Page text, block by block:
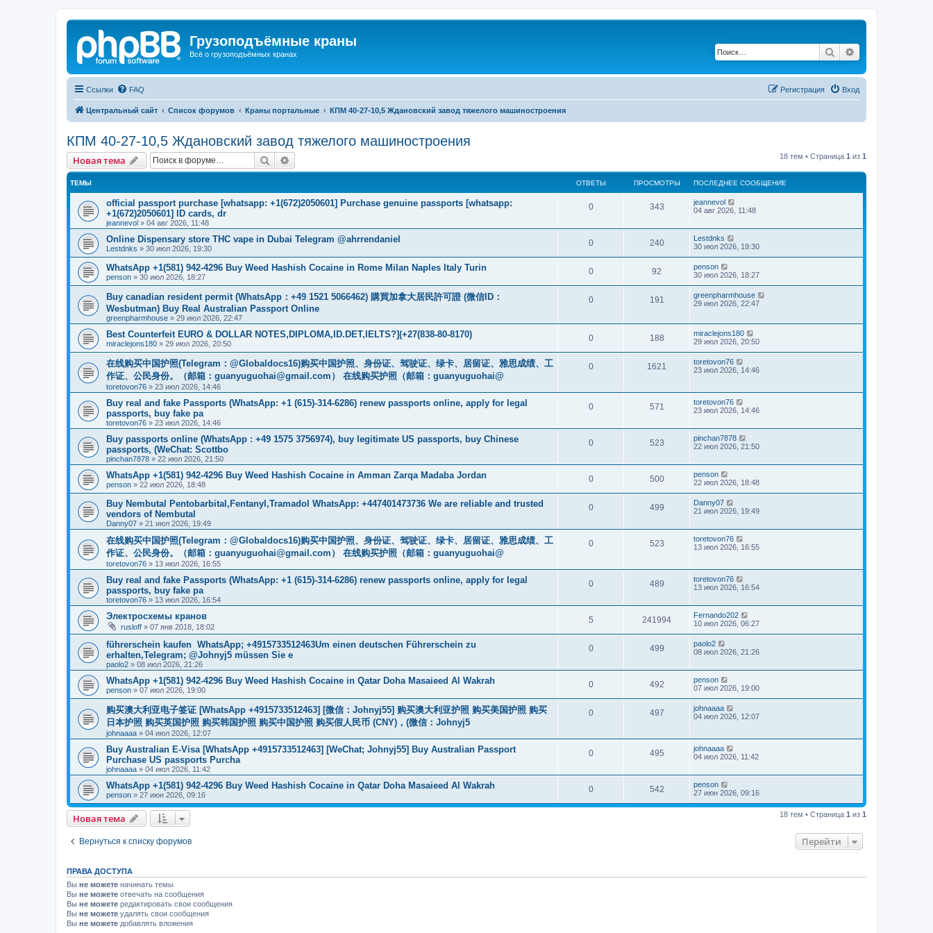
Грузоподъёмные краны
Всё о грузоподъёмных кранах Поиск
Ссылки FAQ Вход
Регистрация
Центральный сайт Список форумов Краны портальные КПМ 40-27-10,5 Ждановский завод тяжелого машиностроения
КПМ 40-27-10,5 Ждановский завод тяжелого машиностроения
Новая тема Поиск 18 тем • Страница 1 из 1
ТЕМЫ ОТВЕТЫ ПРОСМОТРЫ ПОСЛЕДНЕЕ СООБЩЕНИЕ
official passport purchase [whatsapp: +1(672)2050601] Purchase genuine passports [whatsapp:
+1(672)2050601] ID cards, dr
jeannevol » 04 авг 2026, 11:48
0 343
jeannevol
04 авг 2026, 11:48
Online Dispensary store THC vape in Dubai Telegram @ahrrendaniel
Lestdnks » 30 июл 2026, 19:30
0 240
Lestdnks
30 июл 2026, 19:30
WhatsApp +1(581) 942-4296 Buy Weed Hashish Cocaine in Rome Milan Naples Italy Turin
penson » 30 июл 2026, 18:27
0 92
penson
30 июл 2026, 18:27
Buy canadian resident permit (WhatsApp：+49 1521 5066462) 購買加拿大居民許可證 (微信ID：
Wesbutman) Buy Real Australian Passport Online
greenpharmhouse » 29 июл 2026, 22:47
0 191
greenpharmhouse
29 июл 2026, 22:47
Best Counterfeit EURO & DOLLAR NOTES,DIPLOMA,ID.DET,IELTS?](+27(838-80-8170)
miraclejons180 » 29 июл 2026, 20:50
0 188
miraclejons180
29 июл 2026, 20:50
在线购买中国护照(Telegram：@Globaldocs16)购买中国护照、身份证、驾驶证、绿卡、居留证、雅思成绩、工
作证、公民身份。（邮箱： guanyuguohai@gmail.com ） 在线购买护照（邮箱：guanyuguohai@
toretovon76 » 23 июл 2026, 14:46
0 1621
toretovon76
23 июл 2026, 14:46
Buy real and fake Passports (WhatsApp: +1 (615)-314-6286) renew passports online, apply for legal
passports, buy fake pa
toretovon76 » 23 июл 2026, 14:46
0 571
toretovon76
23 июл 2026, 14:46
Buy passports online (WhatsApp : +49 1575 3756974), buy legitimate US passports, buy Chinese
passports, (WeChat: Scottbo
pinchan7878 » 22 июл 2026, 21:50
0 523
pinchan7878
22 июл 2026, 21:50
WhatsApp +1(581) 942-4296 Buy Weed Hashish Cocaine in Amman Zarqa Madaba Jordan
penson » 22 июл 2026, 18:48
0 500
penson
22 июл 2026, 18:48
Buy Nembutal Pentobarbital,Fentanyl,Tramadol WhatsApp: +447401473736 We are reliable and trusted
vendors of Nembutal
Danny07 » 21 июл 2026, 19:49
0 499
Danny07
21 июл 2026, 19:49
在线购买中国护照(Telegram：@Globaldocs16)购买中国护照、身份证、驾驶证、绿卡、居留证、雅思成绩、工
作证、公民身份。（邮箱： guanyuguohai@gmail.com ） 在线购买护照（邮箱：guanyuguohai@
toretovon76 » 13 июл 2026, 16:55
0 523
toretovon76
13 июл 2026, 16:55
Buy real and fake Passports (WhatsApp: +1 (615)-314-6286) renew passports online, apply for legal
passports, buy fake pa
toretovon76 » 13 июл 2026, 16:54
0 489
toretovon76
13 июл 2026, 16:54
Электросхемы кранов
rusloff » 07 янв 2018, 18:02
5 241994
Fernando202
10 июл 2026, 06:27
führerschein kaufen WhatsApp; +4915733512463Um einen deutschen Führerschein zu
erhalten,Telegram; @Johnyj5 müssen Sie e
paolo2 » 08 июл 2026, 21:26
0 499
paolo2
08 июл 2026, 21:26
WhatsApp +1(581) 942-4296 Buy Weed Hashish Cocaine in Qatar Doha Masaieed Al Wakrah
penson » 07 июл 2026, 19:00
0 492
penson
07 июл 2026, 19:00
购买澳大利亚电子签证 [WhatsApp +4915733512463] [微信：Johnyj55] 购买澳大利亚护照 购买美国护照 购买
日本护照 购买英国护照 购买韩国护照 购买中国护照 购买假人民币 (CNY)，(微信：Johnyj5
johnaaaa » 04 июл 2026, 12:07
0 497
johnaaaa
04 июл 2026, 12:07
Buy Australian E-Visa [WhatsApp +4915733512463] [WeChat; Johnyj55] Buy Australian Passport
Purchase US passports Purcha
johnaaaa » 04 июл 2026, 11:42
0 495
johnaaaa
04 июл 2026, 11:42
WhatsApp +1(581) 942-4296 Buy Weed Hashish Cocaine in Qatar Doha Masaieed Al Wakrah
penson » 27 июн 2026, 09:16
0 542
penson
27 июн 2026, 09:16
Новая тема 18 тем • Страница 1 из 1
Вернуться к списку форумов Перейти
ПРАВА ДОСТУПА
Вы не можете начинать темы
Вы не можете отвечать на сообщения
Вы не можете редактировать свои сообщения
Вы не можете удалять свои сообщения
Вы не можете добавлять вложения